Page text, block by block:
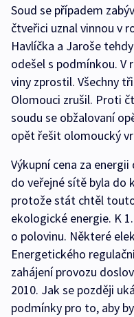
Soud se případem
čtveřici uznal vinnou v
Havlíčka a Jaroše
odešel s podmínkou. V
viny zprostil. Všechny
Olomouci zrušil. Proti
soudu se obžalovaní
opět řešit olomoucký
Výkupní cena za
do veřejné sítě byla do
protože stát chtěl
ekologické energie. K
o polovinu. Některé
Energetického
zahájení provozu
2010. Jak se později
podmínky pro to, aby